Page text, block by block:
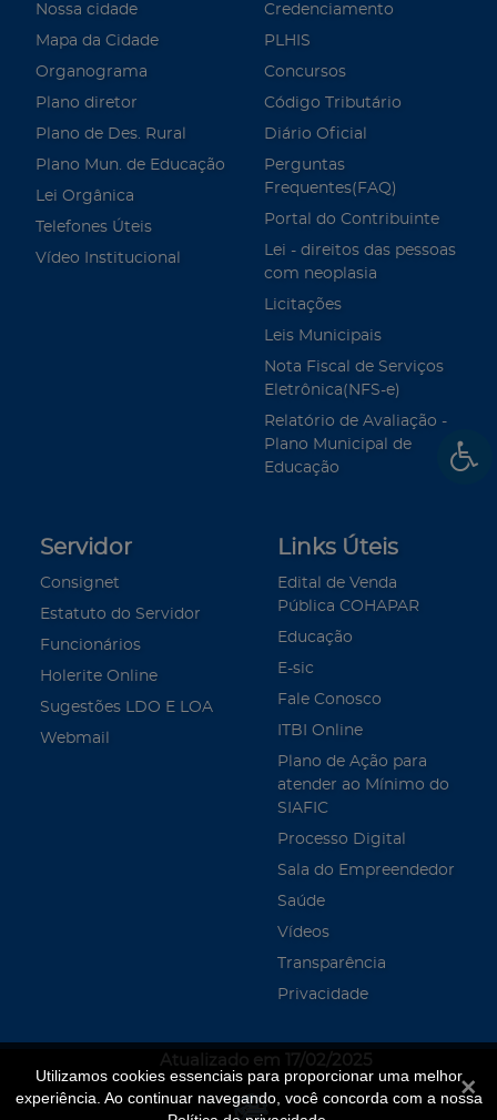
Utilizamos cookies essenciais para proporcionar uma melhor
experiência. Ao continuar navegando, você concorda com a nossa
Nossa cidade
Mapa da Cidade
Organograma
Plano diretor
Plano de Des. Rural
Plano Mun. de Educação
Lei Orgânica
Telefones Úteis
Vídeo Institucional
Credenciamento
PLHIS
Concursos
Código Tributário
Diário Oficial
Perguntas
Frequentes(FAQ)
Portal do Contribuinte
Lei - direitos das pessoas
com neoplasia
Licitações
Leis Municipais
Nota Fiscal de Serviços
Eletrônica(NFS-e)
Relatório de Avaliação -
Plano Municipal de
Educação
Servidor
Consignet
Estatuto do Servidor
Funcionários
Holerite Online
Sugestões LDO E LOA
Webmail
Links Úteis
Edital de Venda
Pública COHAPAR
Educação
E-sic
Fale Conosco
ITBI Online
Plano de Ação para
atender ao Mínimo do
SIAFIC
Processo Digital
Sala do Empreendedor
Saúde
Vídeos
Transparência
Privacidade
Atualizado em 17/02/2025